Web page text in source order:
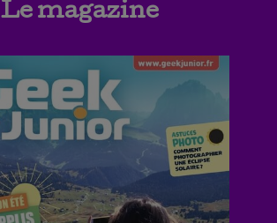
Le magazine